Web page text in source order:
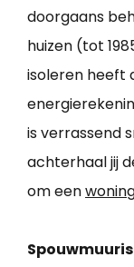
doorgaans
huizen (tot
isoleren heeft
is verrassend
achterhaal jij
om een